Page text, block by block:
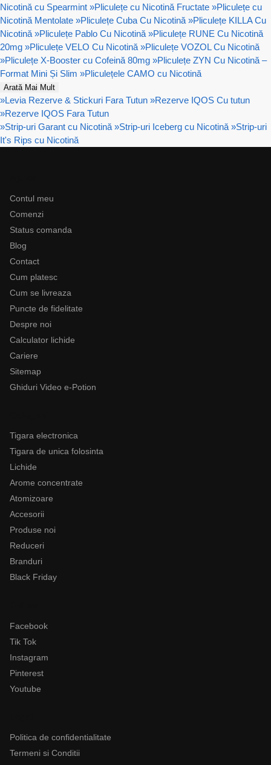
Nicotină cu Spearmint »Pliculețe cu Nicotină Fructate »Pliculețe cu
Nicotină Mentolate »Pliculețe Cuba Cu Nicotină »Pliculețe KILLA Cu
Nicotină »Pliculețe Pablo Cu Nicotină »Pliculețe RUNE Cu Nicotină
20mg »Pliculețe VELO Cu Nicotină »Pliculețe VOZOL Cu Nicotină
»Pliculețe X-Booster cu Cofeină 80mg »Pliculețe ZYN Cu Nicotină –
Format Mini Și Slim »Pliculețele CAMO cu Nicotină
Arată Mai Mult
»Levia Rezerve & Stickuri Fara Tutun »Rezerve IQOS Cu tutun
»Rezerve IQOS Fara Tutun
»Strip-uri Garant cu Nicotină »Strip-uri Iceberg cu Nicotină »Strip-uri
It's Rips cu Nicotină
Contul meu
Comenzi
Status comanda
Blog
Contact
Cum platesc
Cum se livreaza
Puncte de fidelitate
Despre noi
Calculator lichide
Cariere
Sitemap
Ghiduri Video e-Potion
Tigara electronica
Tigara de unica folosinta
Lichide
Arome concentrate
Atomizoare
Accesorii
Produse noi
Reduceri
Branduri
Black Friday
Facebook
Tik Tok
Instagram
Pinterest
Youtube
Politica de confidentialitate
Termeni si Conditii